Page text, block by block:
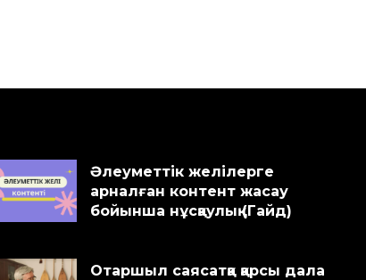
Әлеуметтік желілерге
арналған контент жасау
бойынша нұсқаулық (Гайд)
Отаршыл саясатқа қарсы дала